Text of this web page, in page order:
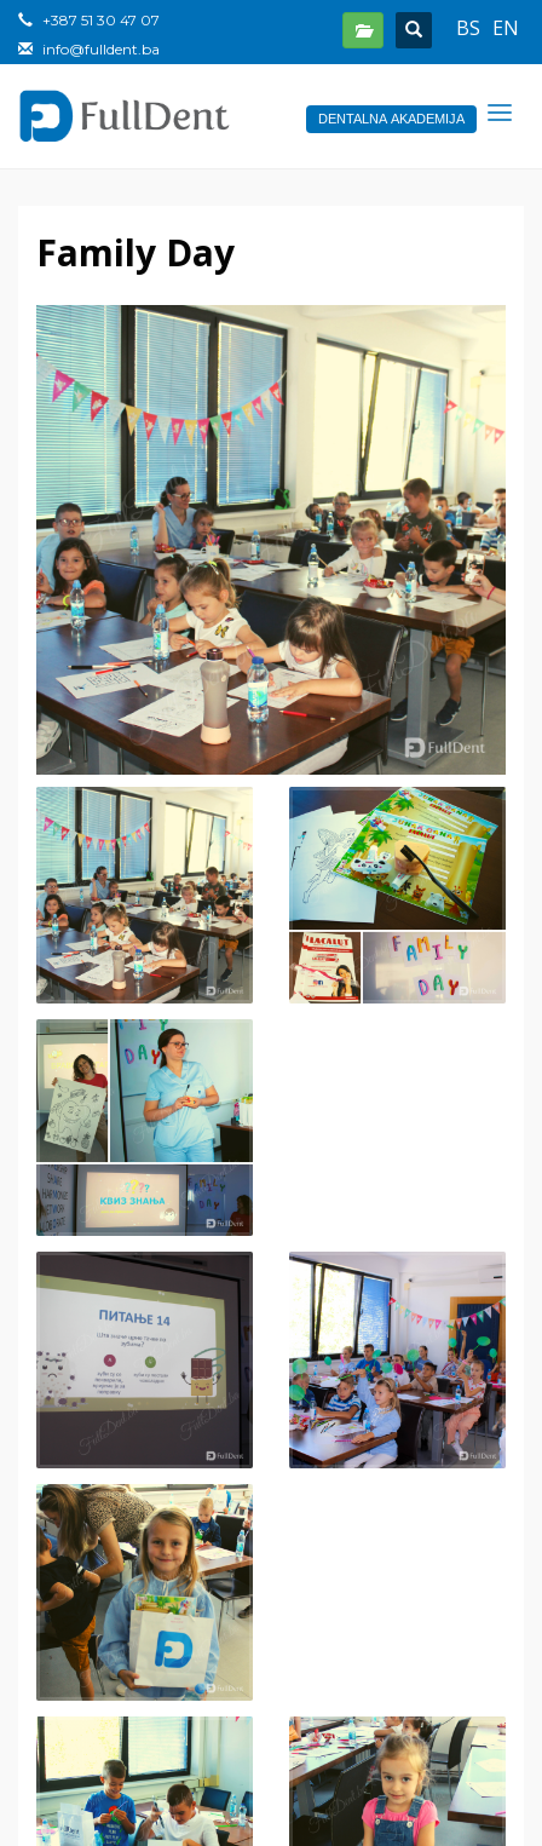
BS EN
+387 51 30 47 07
info@fulldent.ba
DENTALNA AKADEMIJA
Family Day